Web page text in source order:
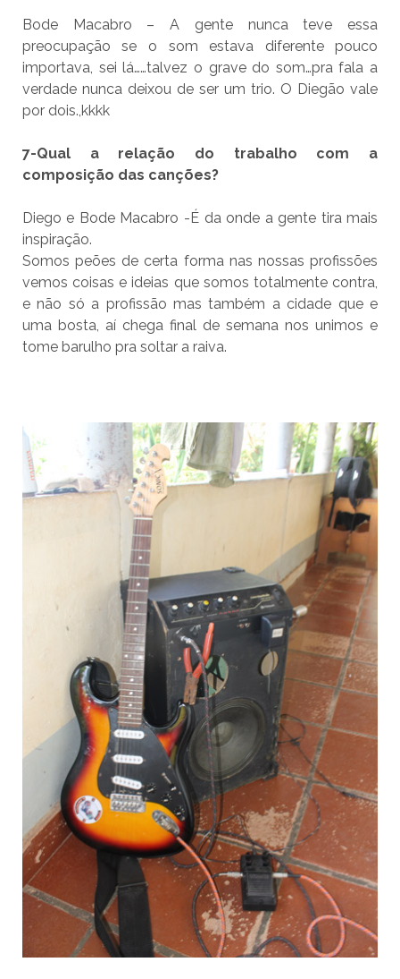
Bode Macabro – A gente nunca teve essa
preocupação se o som estava diferente pouco
importava, sei lá……talvez o grave do som…pra fala a
verdade nunca deixou de ser um trio. O Diegão vale
por dois.,kkkk
7-Qual a relação do trabalho com a
composição das canções?
Diego e Bode Macabro -É da onde a gente tira mais
inspiração.
Somos peões de certa forma nas nossas profissões
vemos coisas e ideias que somos totalmente contra,
e não só a profissão mas também a cidade que e
uma bosta, aí chega final de semana nos unimos e
tome barulho pra soltar a raiva.